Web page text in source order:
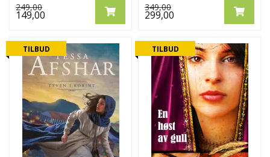
249,00
149,00
349,00
299,00
TILBUD TILBUD